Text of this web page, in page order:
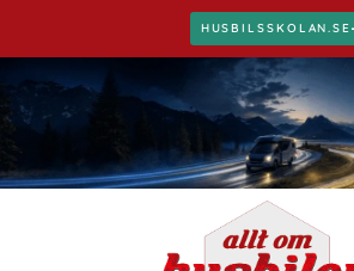
HUSBILSSKOLAN.SE